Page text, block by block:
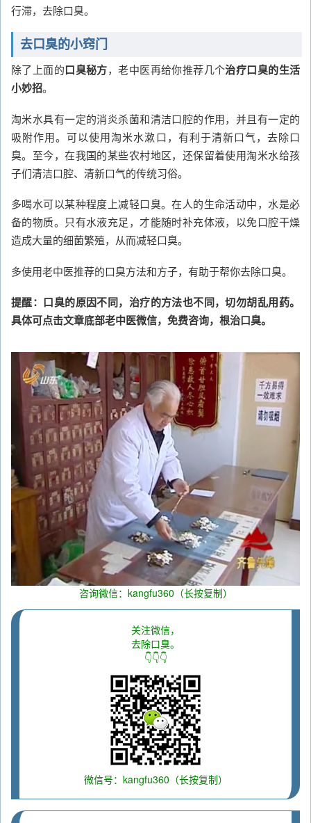
行滞，去除口臭。
去口臭的小窍门
除了上面的口臭秘方，老中医再给你推荐几个治疗口臭的生活
小妙招。
淘米水具有一定的消炎杀菌和清洁口腔的作用，并且有一定的
吸附作用。可以使用淘米水漱口，有利于清新口气，去除口
臭。至今，在我国的某些农村地区，还保留着使用淘米水给孩
子们清洁口腔、清新口气的传统习俗。
多喝水可以某种程度上减轻口臭。在人的生命活动中，水是必
备的物质。只有水液充足，才能随时补充体液，以免口腔干燥
造成大量的细菌繁殖，从而减轻口臭。
多使用老中医推荐的口臭方法和方子，有助于帮你去除口臭。
提醒：口臭的原因不同，治疗的方法也不同，切勿胡乱用药。
具体可点击文章底部老中医微信，免费咨询，根治口臭。
咨询微信：kangfu360（长按复制）
关注微信，
去除口臭。
👇👇👇
微信号：kangfu360（长按复制）